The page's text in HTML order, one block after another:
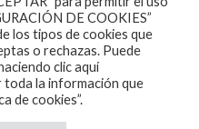
CODETIPITHEME
DE COOKIES”
los tipos de cookies que
o rechazas. Puede
clic aquí
toda la información que
de cookies”.